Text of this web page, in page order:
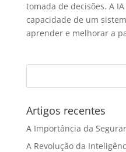
tomada de decisões. A
capacidade de um
aprender e melhorar a
Artigos recentes
A Importância da
A Revolução da